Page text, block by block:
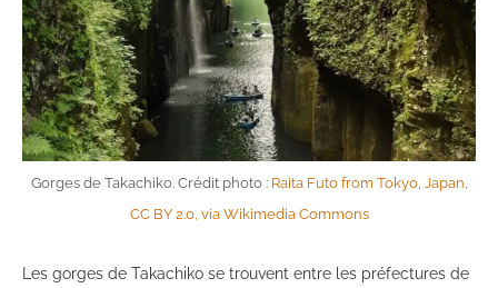
Gorges de Takachiko. Crédit photo : Raita Futo from Tokyo, Japan,
CC BY 2.0, via Wikimedia Commons
Les gorges de Takachiko se trouvent entre les préfectures de